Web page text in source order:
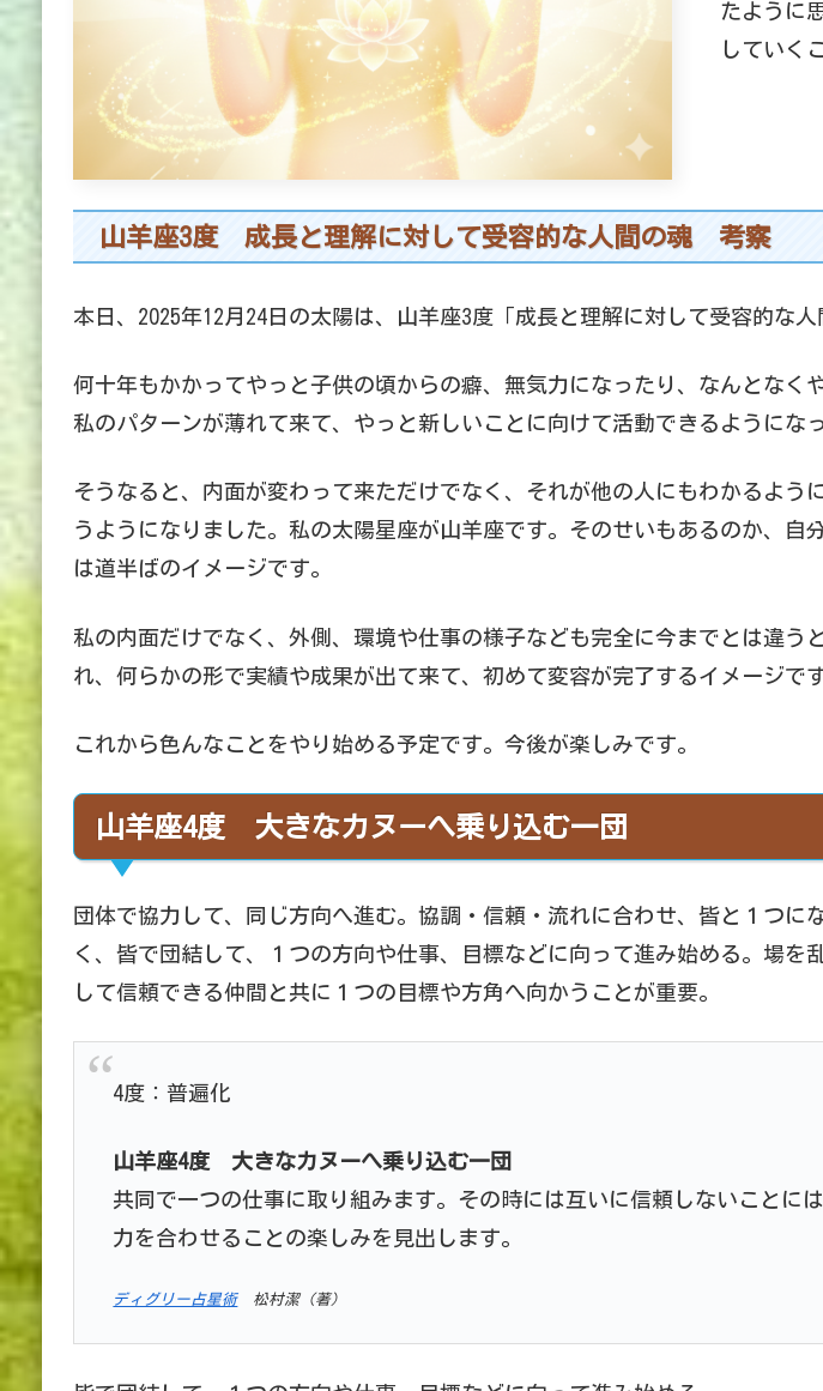
たように
していく
山羊座3度 成長と理解に対して受容的な人間の魂 考察
本日、2025年12月24日の太陽は、山羊座3度「成長と理解に対して受容的な人
何十年もかかってやっと子供の頃からの癖、無気力になったり、なんとなく
私のパターンが薄れて来て、やっと新しいことに向けて活動できるようにな
そうなると、内面が変わって来ただけでなく、それが他の人にもわかるよう
うようになりました。私の太陽星座が山羊座です。そのせいもあるのか、自
は道半ばのイメージです。
私の内面だけでなく、外側、環境や仕事の様子なども完全に今までとは違う
れ、何らかの形で実績や成果が出て来て、初めて変容が完了するイメージです
これから色んなことをやり始める予定です。今後が楽しみです。
山羊座4度 大きなカヌーへ乗り込む一団
団体で協力して、同じ方向へ進む。協調・信頼・流れに合わせ、皆と１つに
く、皆で団結して、１つの方向や仕事、目標などに向って進み始める。場を
して信頼できる仲間と共に１つの目標や方角へ向かうことが重要。
4度：普遍化
山羊座4度 大きなカヌーへ乗り込む一団
共同で一つの仕事に取り組みます。その時には互いに信頼しないことに
力を合わせることの楽しみを見出します。
ディグリー占星術松村潔（著）